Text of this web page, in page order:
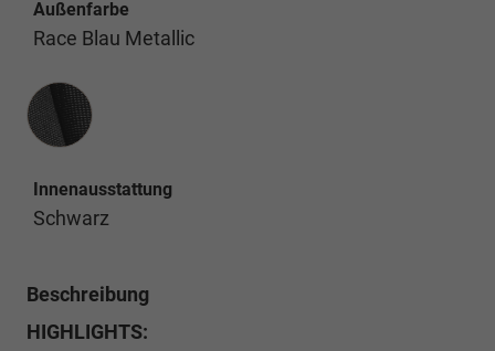
Außenfarbe
Race Blau Metallic
Innenausstattung
Innenausstattung
Schwarz
Beschreibung
HIGHLIGHTS: